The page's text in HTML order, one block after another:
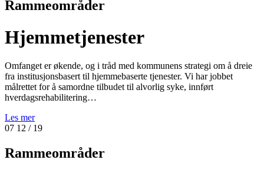
Rammeområder
Hjemmetjenester
Omfanget er økende, og i tråd med kommunens strategi om å dreie
fra institusjonsbasert til hjemmebaserte tjenester. Vi har jobbet
målrettet for å samordne tilbudet til alvorlig syke, innført
hverdagsrehabilitering…
Les mer
07 12 / 19
Rammeområder